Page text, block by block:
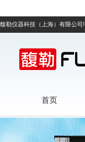
馥勒仪器科技（上海）有限公司!
首页